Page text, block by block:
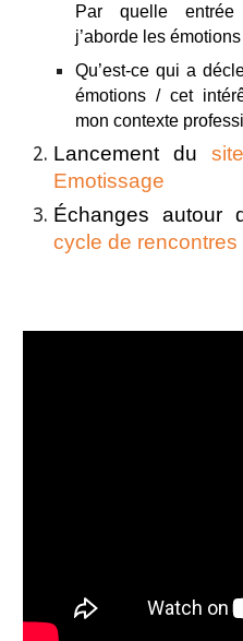
Par quelle
j’aborde les
Qu’est-ce qui a
émotions / cet
mon contexte
Lancement du
Emotissage
Échanges autour
cycle de